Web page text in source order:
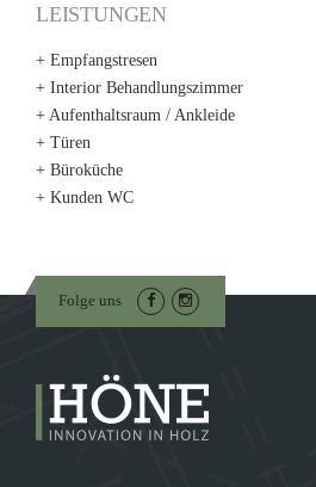
LEISTUNGEN
+ Empfangstresen
+ Interior Behandlungszimmer
+ Aufenthaltsraum / Ankleide
+ Türen
+ Büroküche
+ Kunden WC
Folge uns